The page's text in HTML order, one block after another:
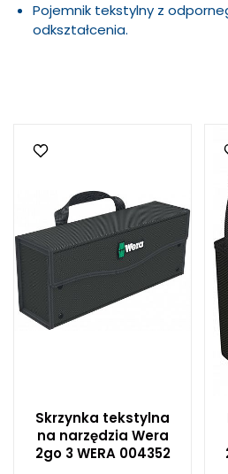
Pojemnik tekstylny z
odkształcenia.
Skrzynka tekstylna
na narzędzia Wera
2go 3 WERA 004352